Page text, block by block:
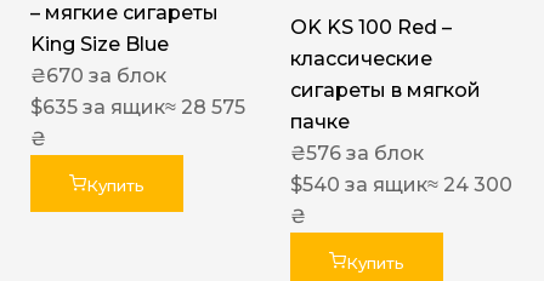
– мягкие сигареты
King Size Blue
₴670 за блок
$635 за ящик≈ 28 575
₴
Купить
OK KS 100 Red –
классические
сигареты в мягкой
пачке
₴576 за блок
$540 за ящик≈ 24 300
₴
Купить